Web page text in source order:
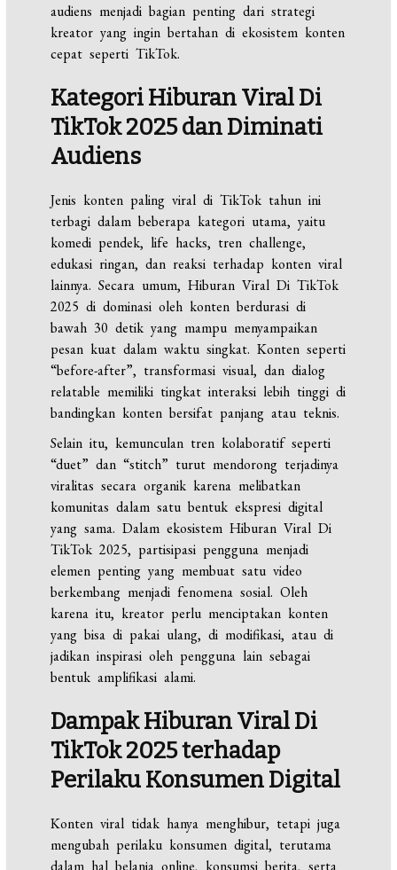
audiens menjadi bagian penting dari strategi
kreator yang ingin bertahan di ekosistem konten
cepat seperti TikTok.
Kategori Hiburan Viral Di
TikTok 2025 dan Diminati
Audiens
Jenis konten paling viral di TikTok tahun ini
terbagi dalam beberapa kategori utama, yaitu
komedi pendek, life hacks, tren challenge,
edukasi ringan, dan reaksi terhadap konten viral
lainnya. Secara umum, Hiburan Viral Di TikTok
2025 di dominasi oleh konten berdurasi di
bawah 30 detik yang mampu menyampaikan
pesan kuat dalam waktu singkat. Konten seperti
“before-after”, transformasi visual, dan dialog
relatable memiliki tingkat interaksi lebih tinggi di
bandingkan konten bersifat panjang atau teknis.
Selain itu, kemunculan tren kolaboratif seperti
“duet” dan “stitch” turut mendorong terjadinya
viralitas secara organik karena melibatkan
komunitas dalam satu bentuk ekspresi digital
yang sama. Dalam ekosistem Hiburan Viral Di
TikTok 2025, partisipasi pengguna menjadi
elemen penting yang membuat satu video
berkembang menjadi fenomena sosial. Oleh
karena itu, kreator perlu menciptakan konten
yang bisa di pakai ulang, di modifikasi, atau di
jadikan inspirasi oleh pengguna lain sebagai
bentuk amplifikasi alami.
Dampak Hiburan Viral Di
TikTok 2025 terhadap
Perilaku Konsumen Digital
Konten viral tidak hanya menghibur, tetapi juga
mengubah perilaku konsumen digital, terutama
dalam hal belanja online, konsumsi berita, serta